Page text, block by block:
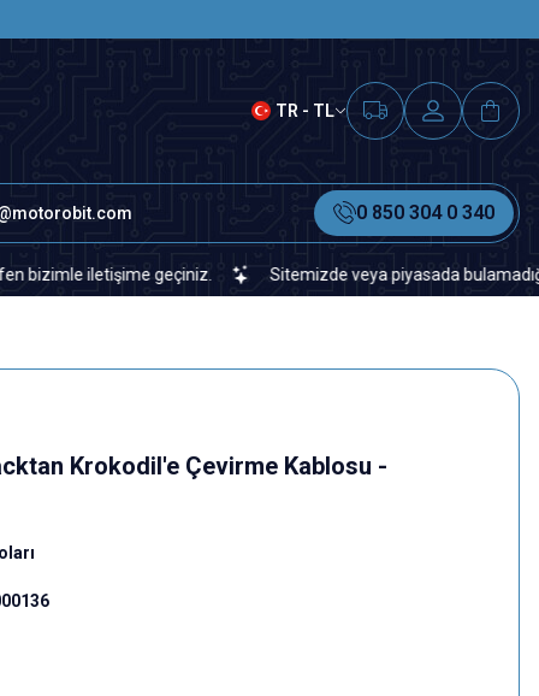
TR - TL
0 850 304 0 340
iletişime geçiniz. Sitemizde veya piyasada
Krokodil'e Çevirme Kablosu -